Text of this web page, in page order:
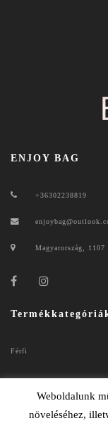
ENJOY BAG
+36302238819
Magyarország, 1107
Férfi
Weboldalunk
növeléséhez,